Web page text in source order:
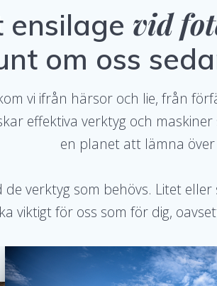
vid
om oss
vi ifrån härsor och lie, från
effektiva verktyg och
en planet att lämna
de verktyg som behövs. Litet
viktigt för oss som för dig,